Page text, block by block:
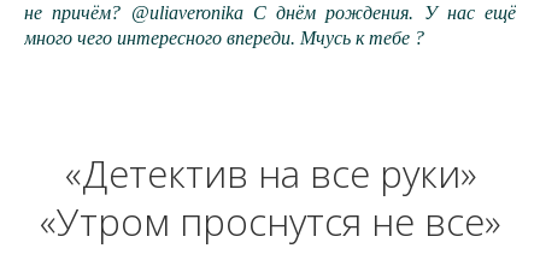
не причём? @uliaveronika С днём рождения. У нас ещё
много чего интересного впереди. Мчусь к тебе ?
«Детектив на все руки»
«Утром проснутся не все»